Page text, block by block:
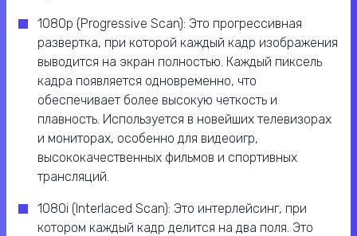
1080p (Progressive Scan): Это прогрессивная
развертка, при которой каждый кадр изображения
выводится на экран полностью. Каждый пиксель
кадра появляется одновременно, что
обеспечивает более высокую четкость и
плавность. Используется в новейших телевизорах
и мониторах, особенно для видеоигр,
высококачественных фильмов и спортивных
трансляций.
1080i (Interlaced Scan): Это интерлейсинг, при
котором каждый кадр делится на два поля. Это